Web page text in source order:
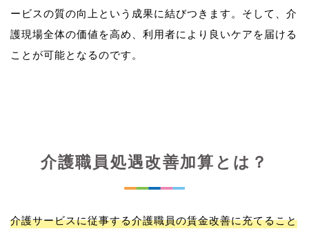
ービスの質の向上という成果に結びつきます。そして、介
護現場全体の価値を高め、利用者により良いケアを届ける
介護職員処遇改善加算とは？
介護サービスに従事する介護職員の賃金改善に充てること